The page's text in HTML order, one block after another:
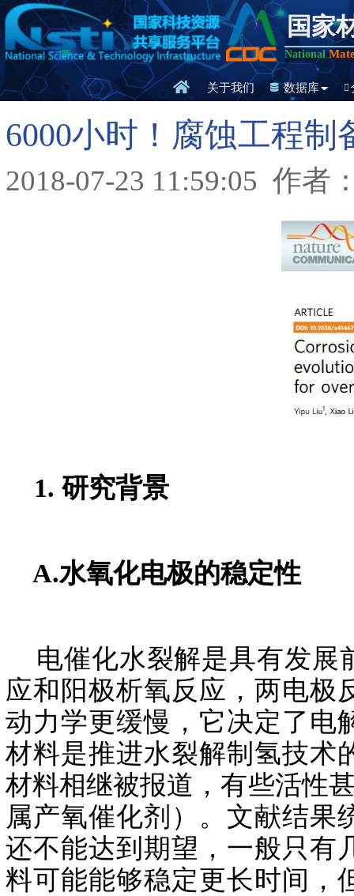
国家
National
关于我们 数据库
6000小时！腐蚀工程制
2018-07-23 11:59:05 作者
1. 研究背景
A.水氧化电极的稳定性
电催化水裂解是具有发展
应和阳极析氧反应，两电极
动力学更缓慢，它决定了电
材料是推进水裂解制氢技术
材料相继被报道，有些活性
属产氧催化剂）。文献结果
还不能达到期望，一般只有
料可能能够稳定更长时间，